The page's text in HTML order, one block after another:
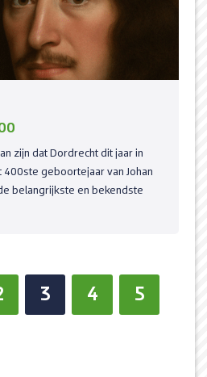
zijn dat Dordrecht dit jaar in
400ste geboortejaar van Johan
belangrijkste en bekendste
3 4
5